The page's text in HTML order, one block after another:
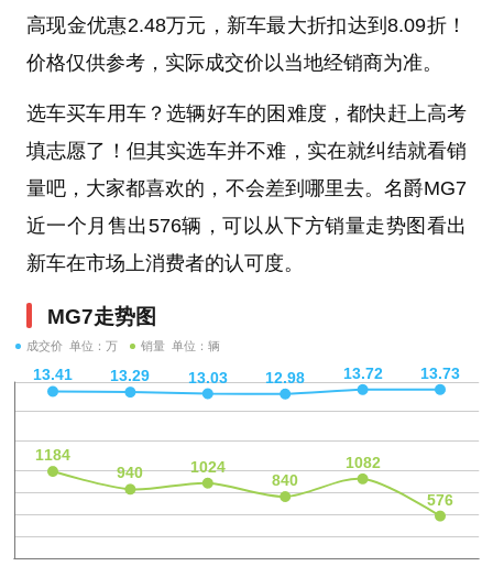
高现金优惠2.48万元，新车最大折扣达到8.09折！
价格仅供参考，实际成交价以当地经销商为准。
选车买车用车？选辆好车的困难度，都快赶上高考
填志愿了！但其实选车并不难，实在就纠结就看销
量吧，大家都喜欢的，不会差到哪里去。名爵MG7
近一个月售出576辆，可以从下方销量走势图看出
新车在市场上消费者的认可度。
MG7走势图
成交价 单位：万 销量 单位：辆